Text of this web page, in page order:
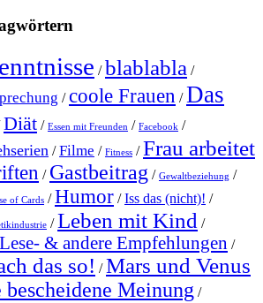
/blablabla /
/coole Frauen /Das
Diät / Essen mit Freunden / Facebook /
/Filme / Fitness /Frau arbeitet
/ Gastbeitrag / Gewaltbeziehung /
of Cards /Humor /Iss das (nicht)! /
/Leben mit Kind /
Lese- & andere Empfehlungen /
das so! /Mars und Venus
bescheidene Meinung /